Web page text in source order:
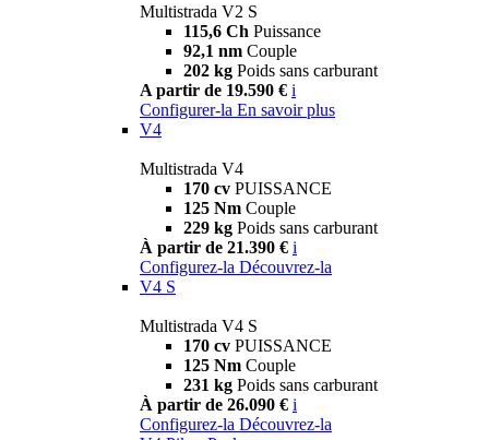
Multistrada V2 S
115,6 Ch Puissance
92,1 nm Couple
202 kg Poids sans carburant
A partir de 19.590 € i
Configurer-la En savoir plus
V4
Multistrada V4
170 cv PUISSANCE
125 Nm Couple
229 kg Poids sans carburant
À partir de 21.390 € i
Configurez-la Découvrez-la
V4 S
Multistrada V4 S
170 cv PUISSANCE
125 Nm Couple
231 kg Poids sans carburant
À partir de 26.090 € i
Configurez-la Découvrez-la